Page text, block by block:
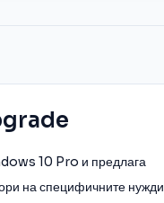
10 Pro и предлага
на специфичните нужди